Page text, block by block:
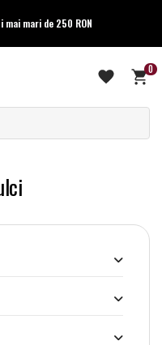
mari de 250 RON
0